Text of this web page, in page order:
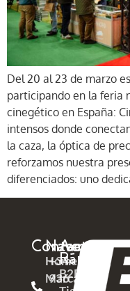
Del 20 al 23 de marzo
participando en la feria
cinegético en España:
intensos donde
la caza, la óptica de
reforzamos nuestra
diferenciados: uno
Contacto
+34
936
Navega
Home
Marcas
Acceso
Rápido
B2B